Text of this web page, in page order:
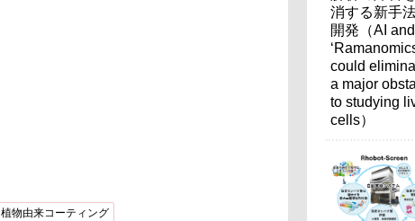
植物由来コーティング